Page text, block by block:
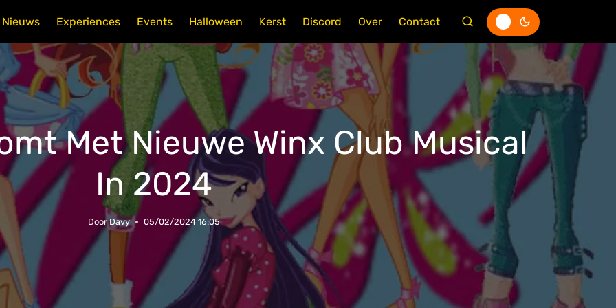
Nieuws Experiences Events Halloween Kerst Discord Over Contact
Met Nieuwe Winx Club Musical
In 2024
Door Davy 05/02/2024 16:05